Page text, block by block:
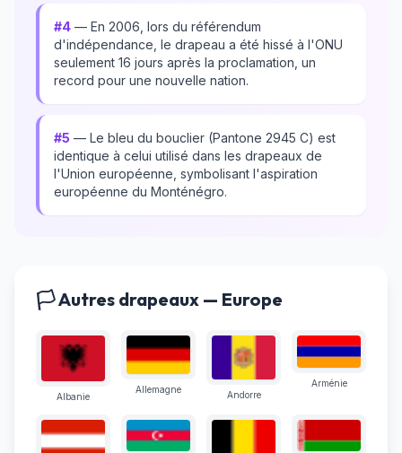
#4 — En 2006, lors du référendum
d'indépendance, le drapeau a été hissé à l'ONU
seulement 16 jours après la proclamation, un
record pour une nouvelle nation.
#5 — Le bleu du bouclier (Pantone 2945 C) est
identique à celui utilisé dans les drapeaux de
l'Union européenne, symbolisant l'aspiration
européenne du Monténégro.
🏳️ Autres drapeaux — Europe
Albanie
Allemagne Andorre
Arménie